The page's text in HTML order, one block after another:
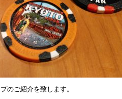
のご紹介を致します。